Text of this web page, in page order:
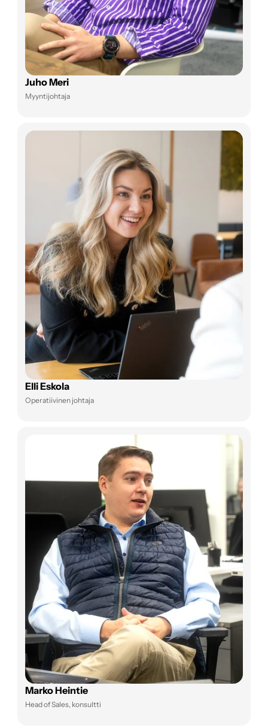
Juho Meri
Myyntijohtaja
Elli Eskola
Operatiivinen johtaja
Marko Heintie
Head of Sales, konsultti